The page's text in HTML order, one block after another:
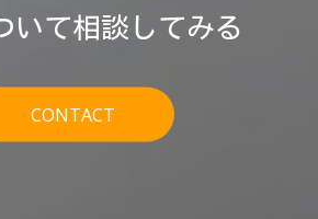
いて相談してみる
CONTACT